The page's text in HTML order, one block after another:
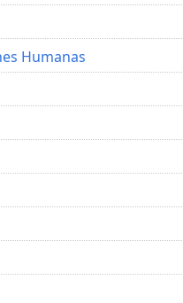
Humanas